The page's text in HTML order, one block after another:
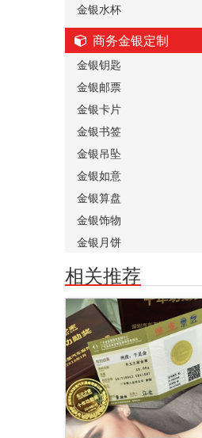
金银水杯
商务金银定制
金银钥匙
金银邮票
金银卡片
金银书签
金银吊坠
金银如意
金银算盘
金银饰物
金银月饼
相关推荐